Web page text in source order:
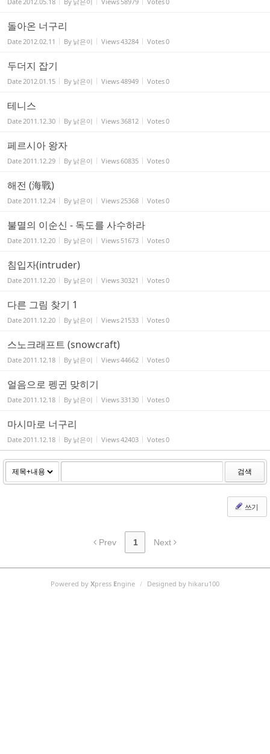
돌아온 너구리
Date2012.02.11 By 낡은이 Views43284 Votes0
두더지 잡기
Date2012.01.15 By 낡은이 Views48949 Votes0
테니스
Date2011.12.30 By 낡은이 Views36812 Votes0
페르시아 왕자
Date2011.12.29 By 낡은이 Views60835 Votes0
해전 (海戰)
Date2011.12.24 By 낡은이 Views25368 Votes0
불멸의 이순신 - 독도를 사수하라
Date2011.12.20 By 낡은이 Views 51673 Votes0
침입자(intruder)
Date2011.12.20 By 낡은이 Views30321 Votes0
다른 그림 찾기 1
Date2011.12.20 By 낡은이 Views21533 Votes0
스노크래프트 (snowcraft)
Date2011.12.18 By 낡은이 Views44662 Votes0
얼음으로 펭귄 맞히기
Date2011.12.18 By 낡은이 Views33130 Votes0
마시마로 너구리
Date2011.12.18 By 낡은이 Views42403 Votes0
검색
쓰기
Prev 1 Next
Powered by Xpress Engine / Designed by hikaru100